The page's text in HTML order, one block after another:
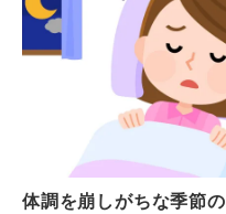
体調を崩しがちな季節の